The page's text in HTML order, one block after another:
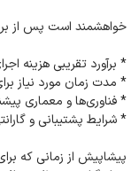
خواهشمند است پس از
* برآورد تقریبی هزینه
* مدت زمان مورد نیاز
* فناوری‌ها و معماری
* شرایط پشتیبانی و
پیشاپیش از زمانی که